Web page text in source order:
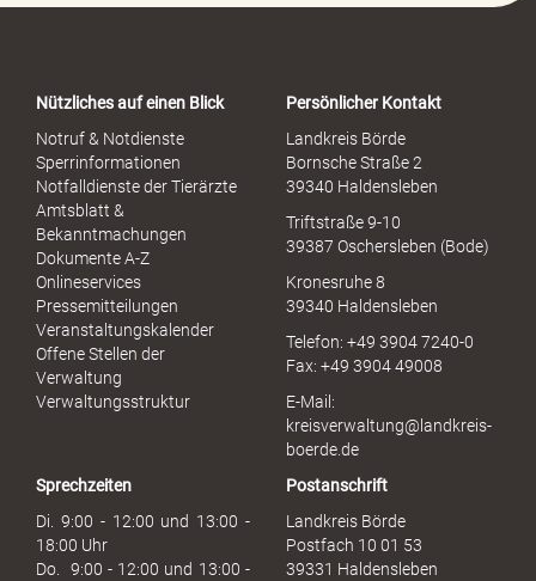
o
x
u
h
Nützliches auf einen Blick
Notruf & Notdienste
Sperrinformationen
Notfalldienste der Tierärzte
Amtsblatt &
Bekanntmachungen
Dokumente A-Z
Onlineservices
Pressemitteilungen
Veranstaltungskalender
Offene Stellen der
Verwaltung
Verwaltungsstruktur
Persönlicher Kontakt
Landkreis Börde
Bornsche Straße 2
39340 Haldensleben
Triftstraße 9-10
39387 Oschersleben (Bode)
Kronesruhe 8
39340 Haldensleben
Telefon: +49 3904 7240-0
Fax: +49 3904 49008
E-Mail:
kreisverwaltung@landkreis-
boerde.de
Sprechzeiten
Di. 9:00 - 12:00 und 13:00 -
18:00 Uhr
Do. 9:00 - 12:00 und 13:00 -
Postanschrift
Landkreis Börde
Postfach 10 01 53
39331 Haldensleben